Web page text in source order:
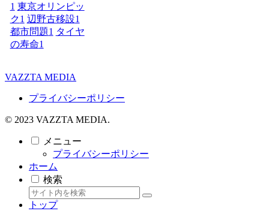
1 東京オリンピッ
ク1 辺野古移設1
都市問題1 タイヤ
の寿命1
VAZZTA MEDIA
プライバシーポリシー
© 2023 VAZZTA MEDIA.
メニュー
プライバシーポリシー
ホーム
検索
トップ